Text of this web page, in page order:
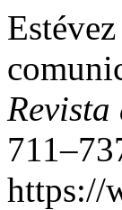
https://